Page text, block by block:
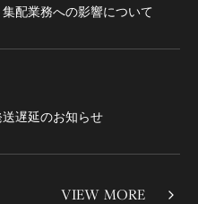
配業務への影響について
送遅延のお知らせ
VIEW MORE